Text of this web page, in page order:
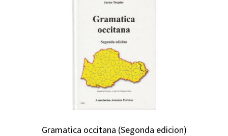
Gramatica occitana (Segonda edicion)